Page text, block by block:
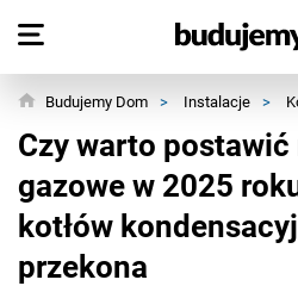
Budujemy Dom > Instalacje >
Czy warto
gazowe w 2025
kotłów
przekona